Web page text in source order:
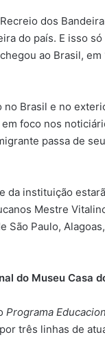
dos
do país. E isso
ao Brasil,
no Brasil e no
foco nos
passa de
da instituição
Mestre
São Paulo,
do Museu Casa
Programa
três linhas de